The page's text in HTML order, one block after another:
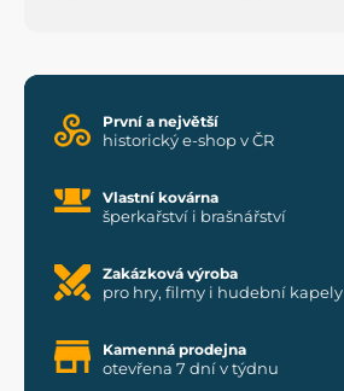
První a největší
historický e-shop v ČR
Vlastní kovárna
šperkařství i brašnářství
Zakázková výroba
pro hry, filmy i hudební kapely
Kamenná prodejna
otevřena 7 dní v týdnu